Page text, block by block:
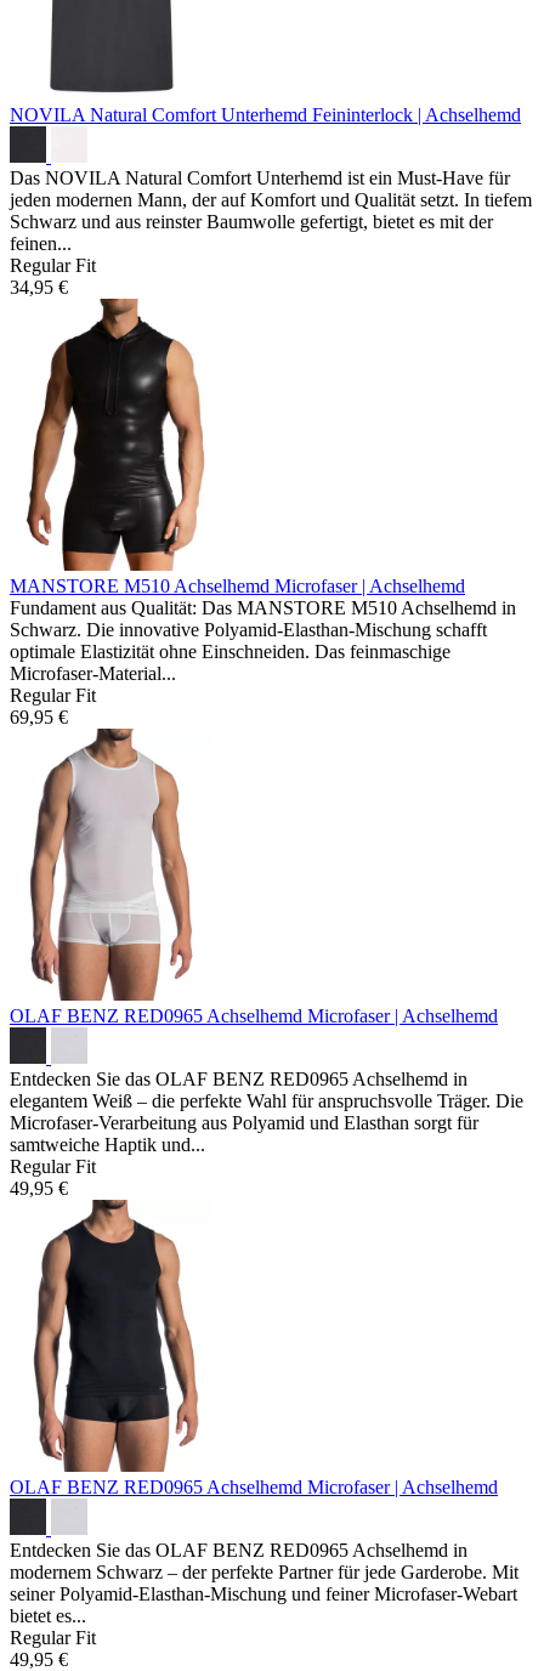
NOVILA Natural Comfort Unterhemd Feininterlock | Achselhemd
Das NOVILA Natural Comfort Unterhemd ist ein Must-Have für
jeden modernen Mann, der auf Komfort und Qualität setzt. In tiefem
Schwarz und aus reinster Baumwolle gefertigt, bietet es mit der
feinen...
Regular Fit
34,95 €
MANSTORE M510 Achselhemd Microfaser | Achselhemd
Fundament aus Qualität: Das MANSTORE M510 Achselhemd in
Schwarz. Die innovative Polyamid-Elasthan-Mischung schafft
optimale Elastizität ohne Einschneiden. Das feinmaschige
Microfaser-Material...
Regular Fit
69,95 €
OLAF BENZ RED0965 Achselhemd Microfaser | Achselhemd
Entdecken Sie das OLAF BENZ RED0965 Achselhemd in
elegantem Weiß – die perfekte Wahl für anspruchsvolle Träger. Die
Microfaser-Verarbeitung aus Polyamid und Elasthan sorgt für
samtweiche Haptik und...
Regular Fit
49,95 €
OLAF BENZ RED0965 Achselhemd Microfaser | Achselhemd
Entdecken Sie das OLAF BENZ RED0965 Achselhemd in
modernem Schwarz – der perfekte Partner für jede Garderobe. Mit
seiner Polyamid-Elasthan-Mischung und feiner Microfaser-Webart
bietet es...
Regular Fit
49,95 €